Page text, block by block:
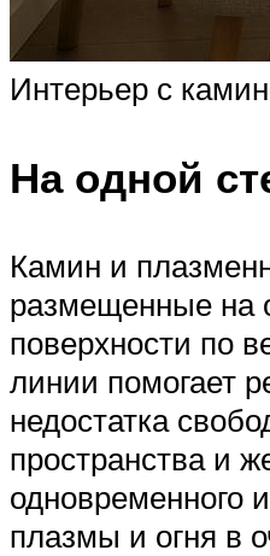
Интерьер с
На одной
Камин и
размещенные на
поверхности по
линии помогает
недостатка
пространства и
одновременного
плазмы и огня в